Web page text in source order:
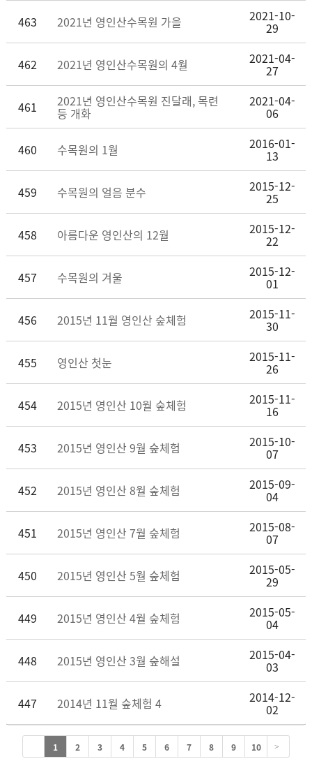
463 2021년 영인산수목원 가을 2021-10-
29
462 2021년 영인산수목원의 4월 2021-04-
27
461 2021년 영인산수목원 진달래, 목련
등 개화
2021-04-
06
460 수목원의 1월 2016-01-
13
459 수목원의 얼음 분수 2015-12-
25
458 아름다운 영인산의 12월 2015-12-
22
457 수목원의 겨울 2015-12-
01
456 2015년 11월 영인산 숲체험 2015-11-
30
455 영인산 첫눈 2015-11-
26
454 2015년 영인산 10월 숲체험 2015-11-
16
453 2015년 영인산 9월 숲체험 2015-10-
07
452 2015년 영인산 8월 숲체험 2015-09-
04
451 2015년 영인산 7월 숲체험 2015-08-
07
450 2015년 영인산 5월 숲체험 2015-05-
29
449 2015년 영인산 4월 숲체험 2015-05-
04
448 2015년 영인산 3월 숲해설 2015-04-
03
447 2014년 11월 숲체험 4 2014-12-
02
1 2 3 4 5 6 7 8 9 10 >